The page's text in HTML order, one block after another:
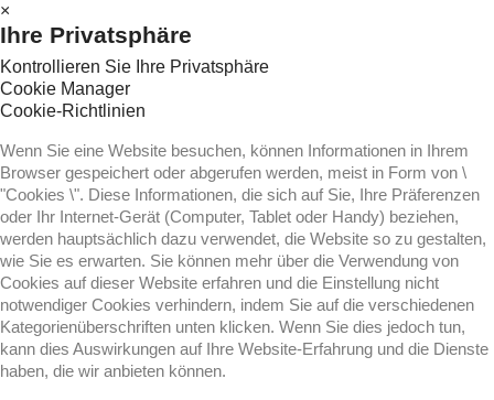
×
Ihre Privatsphäre
Kontrollieren Sie Ihre Privatsphäre
Cookie Manager
Cookie-Richtlinien
Wenn Sie eine Website besuchen, können Informationen in Ihrem
Browser gespeichert oder abgerufen werden, meist in Form von \
"Cookies \". Diese Informationen, die sich auf Sie, Ihre Präferenzen
oder Ihr Internet-Gerät (Computer, Tablet oder Handy) beziehen,
werden hauptsächlich dazu verwendet, die Website so zu gestalten,
wie Sie es erwarten. Sie können mehr über die Verwendung von
Cookies auf dieser Website erfahren und die Einstellung nicht
notwendiger Cookies verhindern, indem Sie auf die verschiedenen
Kategorienüberschriften unten klicken. Wenn Sie dies jedoch tun,
kann dies Auswirkungen auf Ihre Website-Erfahrung und die Dienste
haben, die wir anbieten können.